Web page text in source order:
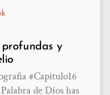
profundas y
#Capitulo16
de Dios has